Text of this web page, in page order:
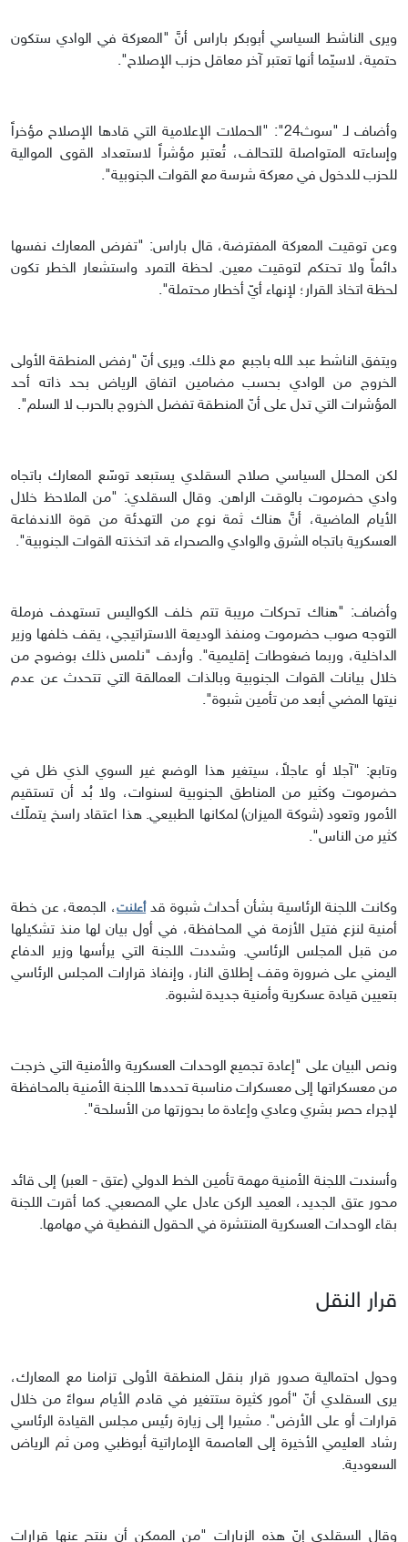
ويرى الناشط السياسي أبوبكر باراس أنَّ "المعركة في الوادي ستكون
حتمية، لاسيّما أنها تعتبر آخر معاقل حزب الإصلاح".
وأضاف لـ "سوث24": "الحملات الإعلامية التي قادها الإصلاح مؤخراً
وإساءته المتواصلة للتحالف، تُعتبر مؤشراً لاستعداد القوى الموالية
للحزب للدخول في معركة شرسة مع القوات الجنوبية".
وعن توقيت المعركة المفترضة، قال باراس: "تفرض المعارك نفسها
دائماً ولا تحتكم لتوقيت معين. لحظة التمرد واستشعار الخطر تكون
لحظة اتخاذ القرار؛ لإنهاء أيّ أخطار محتملة".
ويتفق الناشط عبد الله باجبع مع ذلك. ويرى أنّ "رفض المنطقة الأولى
الخروج من الوادي بحسب مضامين اتفاق الرياض بحد ذاته أحد
المؤشرات التي تدل على أنّ المنطقة تفضل الخروج بالحرب لا السلم".
لكن المحلل السياسي صلاح السقلدي يستبعد توسّع المعارك باتجاه
وادي حضرموت بالوقت الراهن. وقال السقلدي: "من الملاحظ خلال
الأيام الماضية، أنَّ هناك ثمة نوع من التهدئة من قوة الاندفاعة
العسكرية باتجاه الشرق والوادي والصحراء قد اتخذته القوات الجنوبية".
وأضاف: "هناك تحركات مريبة تتم خلف الكواليس تستهدف فرملة
التوجه صوب حضرموت ومنفذ الوديعة الاستراتيجي، يقف خلفها وزير
الداخلية، وربما ضغوطات إقليمية". وأردف "نلمس ذلك بوضوح من
خلال بيانات القوات الجنوبية وبالذات العمالقة التي تتحدث عن عدم
نيتها المضي أبعد من تأمين شبوة".
وتابع: "آجلا أو عاجلاً، سيتغير هذا الوضع غير السوي الذي ظل في
حضرموت وكثير من المناطق الجنوبية لسنوات، ولا بُد أن تستقيم
الأمور وتعود (شوكة الميزان) لمكانها الطبيعي. هذا اعتقاد راسخ يتملّك
كثير من الناس".
وكانت اللجنة الرئاسية بشأن أحداث شبوة قدأعلنت، الجمعة، عن خطة
أمنية لنزع فتيل الأزمة في المحافظة، في أول بيان لها منذ تشكيلها
من قبل المجلس الرئاسي. وشددت اللجنة التي يرأسها وزير الدفاع
اليمني على ضرورة وقف إطلاق النار، وإنفاذ قرارات المجلس الرئاسي
بتعيين قيادة عسكرية وأمنية جديدة لشبوة.
ونص البيان على "إعادة تجميع الوحدات العسكرية والأمنية التي خرجت
من معسكراتها إلى معسكرات مناسبة تحددها اللجنة الأمنية بالمحافظة
لإجراء حصر بشري وعادي وإعادة ما بحوزتها من الأسلحة".
وأسندت اللجنة الأمنية مهمة تأمين الخط الدولي (عتق - العبر) إلى قائد
محور عتق الجديد، العميد الركن عادل علي المصعبي. كما أقرت اللجنة
بقاء الوحدات العسكرية المنتشرة في الحقول النفطية في مهامها.
قرار النقل
وحول احتمالية صدور قرار بنقل المنطقة الأولى تزامنا مع المعارك،
يرى السقلدي أنّ "أمور كثيرة ستتغير في قادم الأيام سواءً من خلال
قرارات أو على الأرض". مشيرا إلى زيارة رئيس مجلس القيادة الرئاسي
رشاد العليمي الأخيرة إلى العاصمة الإماراتية أبوظبي ومن ثم الرياض
السعودية.
وقال السقلدي إنّ هذه الزيارات "من الممكن أن ينتج عنها قرارات